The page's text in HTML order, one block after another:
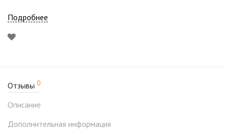
губ.
Подробнее
Отзывы 0
Описание
Дополнительная информация